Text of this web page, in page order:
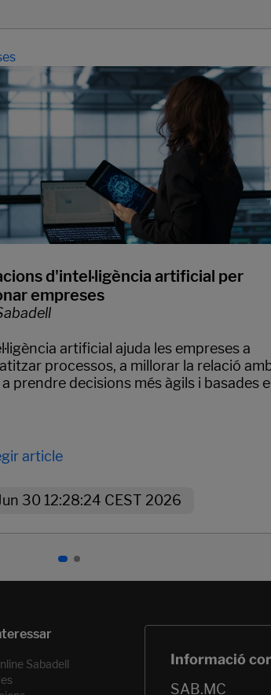
d'intel·ligència artificial per
empreses
artificial ajuda les empreses a
processos, a millorar la relació
prendre decisions més àgils i basades
article
30 12:28:24 CEST 2026
Sabadell